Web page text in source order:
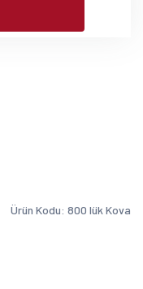
Ürün Kodu: 800 lük Kova